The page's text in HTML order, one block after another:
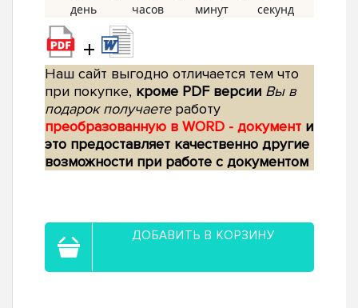
+
Наш сайт выгодно отличается тем что
при покупке, кроме PDF версии Вы в
подарок получаетеработу
преобразованную в WORD - документ и
это предоставляет качественно другие
возможности при работе с документом
ДОБАВИТЬ В КОРЗИНУ